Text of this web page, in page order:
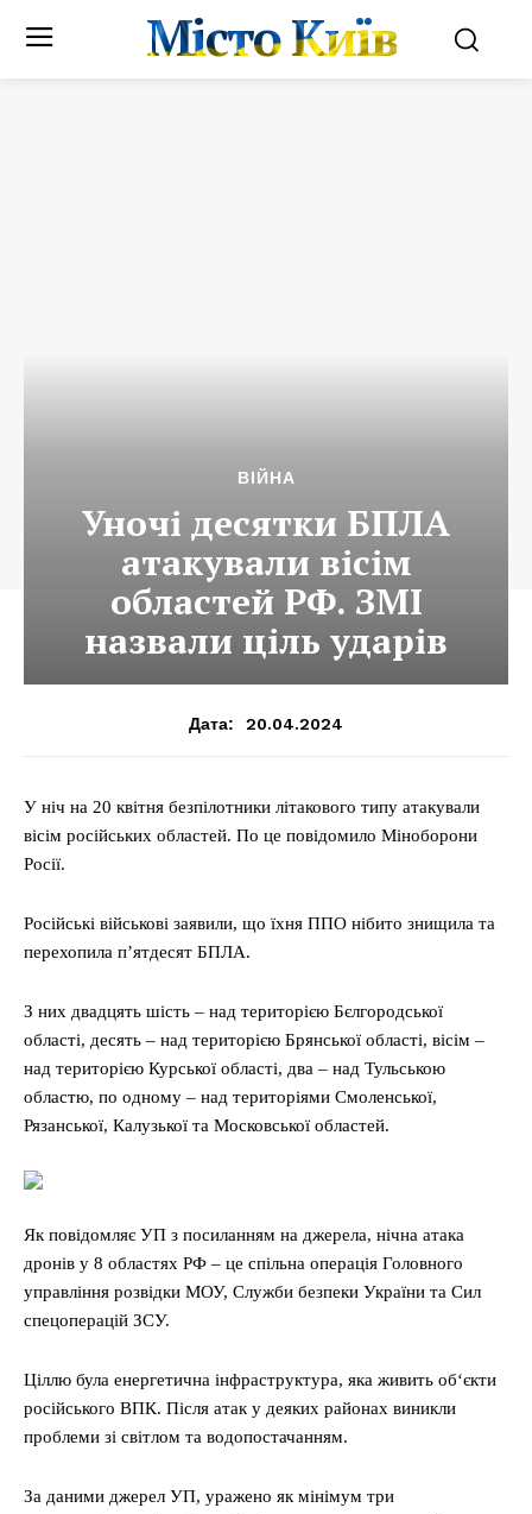
Місто Київ
ВІЙНА
Уночі десятки БПЛА
атакували вісім
областей РФ. ЗМІ
назвали ціль ударів
Дата: 20.04.2024
У ніч на 20 квітня безпілотники літакового типу атакували
вісім російських областей. По це повідомило Міноборони
Росії.
Російські військові заявили, що їхня ППО нібито знищила та
перехопила п’ятдесят БПЛА.
З них двадцять шість – над територією Бєлгородської
області, десять – над територією Брянської області, вісім –
над територією Курської області, два – над Тульською
областю, по одному – над територіями Смоленської,
Рязанської, Калузької та Московської областей.
Як повідомляє УП з посиланням на джерела, нічна атака
дронів у 8 областях РФ – це спільна операція Головного
управління розвідки МОУ, Служби безпеки України та Сил
спецоперацій ЗСУ.
Ціллю була енергетична інфраструктура, яка живить об‘єкти
російського ВПК. Після атак у деяких районах виникли
проблеми зі світлом та водопостачанням.
За даними джерел УП, уражено як мінімум три